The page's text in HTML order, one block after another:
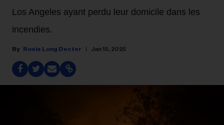
Los Angeles ayant perdu leur domicile dans les
incendies.
Rosie Long Decter Jan 15, 2025